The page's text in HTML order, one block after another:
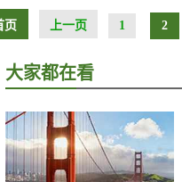
页 上一页 1 2
大家都在看